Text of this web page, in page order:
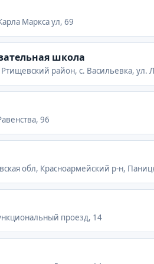
Маркса ул, 69
школа
Ртищевский район, с. Васильевка, ул.
96
обл, Красноармейский р-н,
проезд, 14